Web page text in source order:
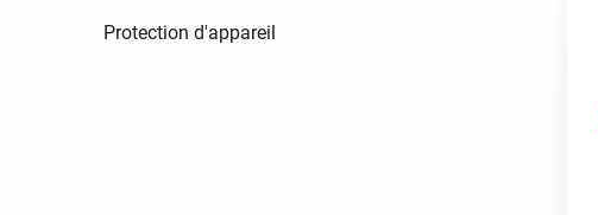
Protection d'appareil